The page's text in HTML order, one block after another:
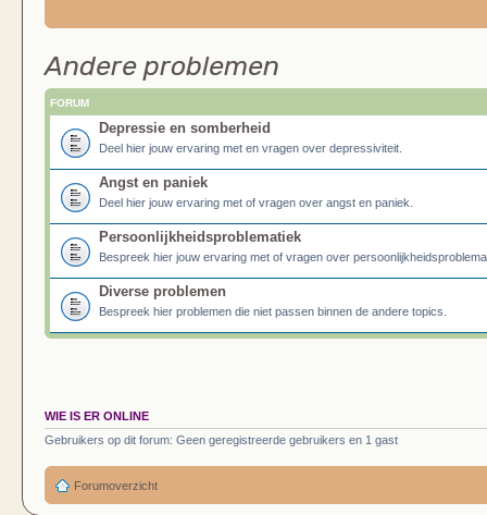
Andere problemen
FORUM
Depressie en somberheid
Deel hier jouw ervaring met en vragen over depressiviteit.
Angst en paniek
Deel hier jouw ervaring met of vragen over angst en paniek.
Persoonlijkheidsproblematiek
Bespreek hier jouw ervaring met of vragen over
Diverse problemen
Bespreek hier problemen die niet passen binnen de andere topics.
WIE IS ER ONLINE
Gebruikers op dit forum: Geen geregistreerde gebruikers en 1 gast
Forumoverzicht